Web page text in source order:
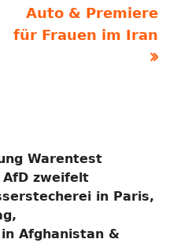
Auto & Premiere
für Frauen im Iran
Warentest
zweifelt
in Paris,
Afghanistan &